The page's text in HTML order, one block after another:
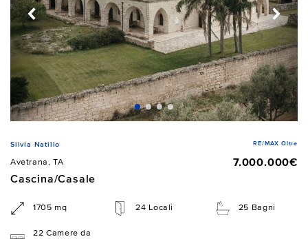
Silvia Natillo RE/MAX Oltre
Avetrana, TA
7.000.000€
Cascina/Casale
1705 mq 24 Locali 25 Bagni
22 Camere da